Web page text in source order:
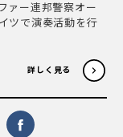
ァー連邦警察オー
ツで演奏活動を行
詳しく見る